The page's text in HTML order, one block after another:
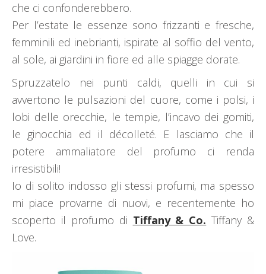
che ci confonderebbero.
Per l’estate le essenze sono frizzanti e fresche,
femminili ed inebrianti, ispirate al soffio del vento,
al sole, ai giardini in fiore ed alle spiagge dorate.
Spruzzatelo nei punti caldi, quelli in cui si
avvertono le pulsazioni del cuore, come i polsi, i
lobi delle orecchie, le tempie, l’incavo dei gomiti,
le ginocchia ed il décolleté. E lasciamo che il
potere ammaliatore del profumo ci renda
irresistibili!
Io di solito indosso gli stessi profumi, ma spesso
mi piace provarne di nuovi, e recentemente ho
scoperto il profumo di Tiffany & Co. Tiffany &
Love.